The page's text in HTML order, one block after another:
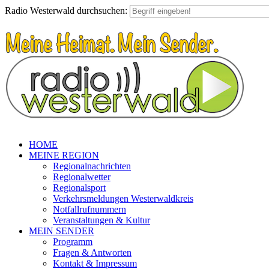
Radio Westerwald durchsuchen:
HOME
MEINE REGION
Regionalnachrichten
Regionalwetter
Regionalsport
Verkehrsmeldungen Westerwaldkreis
Notfallrufnummern
Veranstaltungen & Kultur
MEIN SENDER
Programm
Fragen & Antworten
Kontakt & Impressum